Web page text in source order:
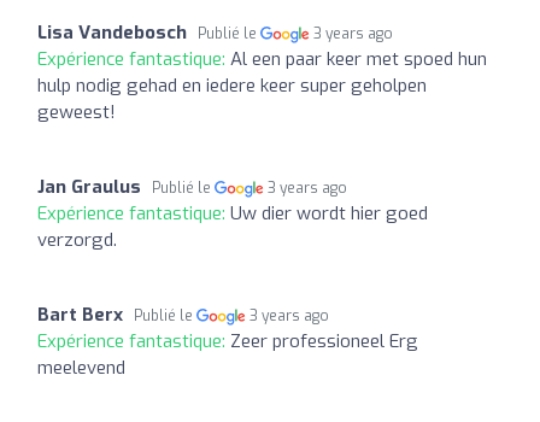
Lisa Vandebosch Publié le 3 years ago
Expérience fantastique: Al een paar keer met spoed hun
hulp nodig gehad en iedere keer super geholpen
geweest!
Jan Graulus Publié le 3 years ago
Expérience fantastique: Uw dier wordt hier goed
verzorgd.
Bart Berx Publié le 3 years ago
Expérience fantastique: Zeer professioneel Erg
meelevend